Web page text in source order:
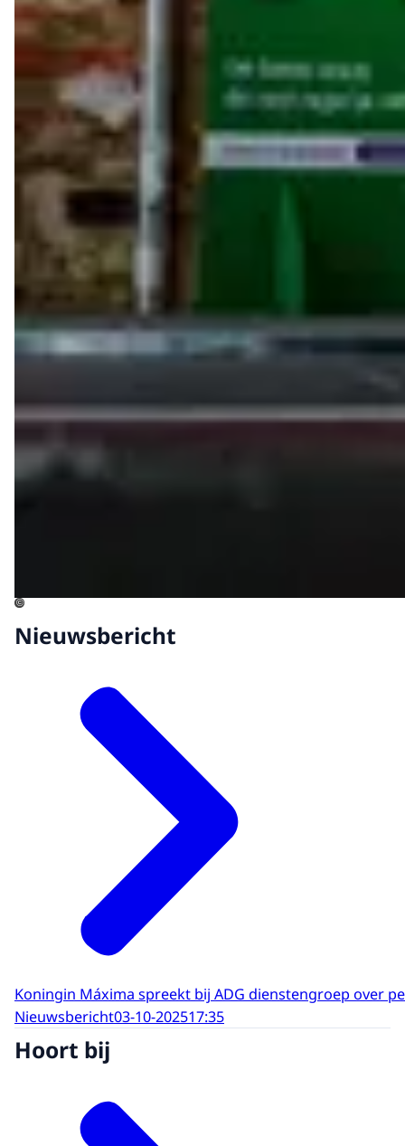
©
Nieuwsbericht
Koningin Máxima spreekt bij ADG dienstengroep over
Nieuwsbericht03-10-202517:35
Hoort bij